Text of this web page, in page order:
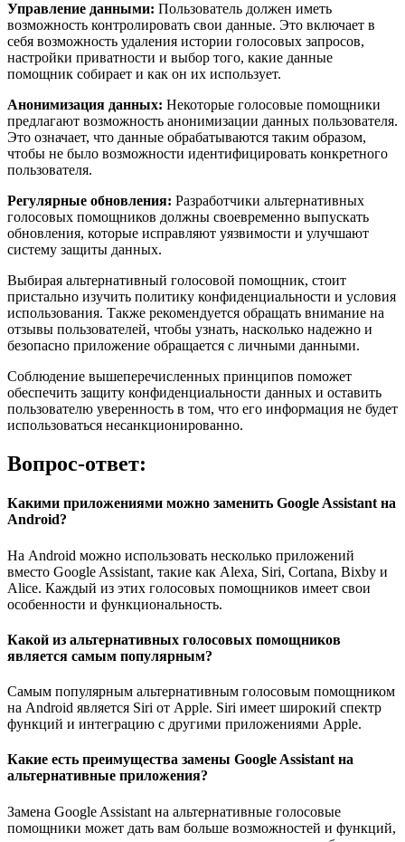
Управление данными: Пользователь должен иметь
возможность контролировать свои данные. Это включает в
себя возможность удаления истории голосовых запросов,
настройки приватности и выбор того, какие данные
помощник собирает и как он их использует.
Анонимизация данных: Некоторые голосовые помощники
предлагают возможность анонимизации данных пользователя.
Это означает, что данные обрабатываются таким образом,
чтобы не было возможности идентифицировать конкретного
пользователя.
Регулярные обновления: Разработчики альтернативных
голосовых помощников должны своевременно выпускать
обновления, которые исправляют уязвимости и улучшают
систему защиты данных.
Выбирая альтернативный голосовой помощник, стоит
пристально изучить политику конфиденциальности и условия
использования. Также рекомендуется обращать внимание на
отзывы пользователей, чтобы узнать, насколько надежно и
безопасно приложение обращается с личными данными.
Соблюдение вышеперечисленных принципов поможет
обеспечить защиту конфиденциальности данных и оставить
пользователю уверенность в том, что его информация не будет
использоваться несанкционированно.
Вопрос-ответ:
Какими приложениями можно заменить Google Assistant на
Android?
На Android можно использовать несколько приложений
вместо Google Assistant, такие как Alexa, Siri, Cortana, Bixby и
Alice. Каждый из этих голосовых помощников имеет свои
особенности и функциональность.
Какой из альтернативных голосовых помощников
является самым популярным?
Самым популярным альтернативным голосовым помощником
на Android является Siri от Apple. Siri имеет широкий спектр
функций и интеграцию с другими приложениями Apple.
Какие есть преимущества замены Google Assistant на
альтернативные приложения?
Замена Google Assistant на альтернативные голосовые
помощники может дать вам больше возможностей и функций,